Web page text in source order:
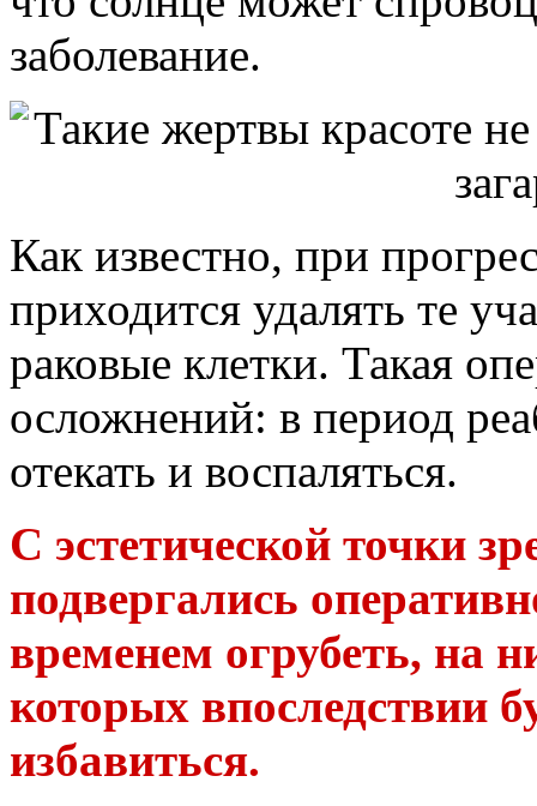
заболевание.
Как известно, при
приходится удалять те
раковые клетки. Такая
осложнений: в период
отекать и воспаляться.
С эстетической точки
подвергались
временем огрубеть, на
которых впоследствии
избавиться.